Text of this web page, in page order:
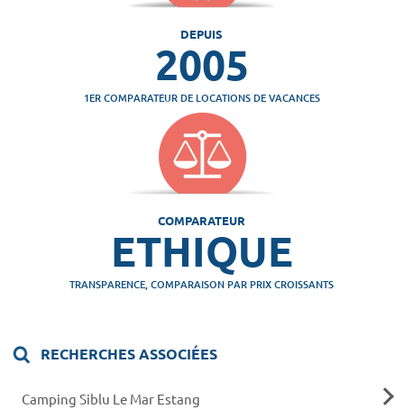
DEPUIS
2005
1ER COMPARATEUR DE LOCATIONS DE VACANCES
COMPARATEUR
ETHIQUE
TRANSPARENCE, COMPARAISON PAR PRIX CROISSANTS
RECHERCHES ASSOCIÉES
Camping Siblu Le Mar Estang